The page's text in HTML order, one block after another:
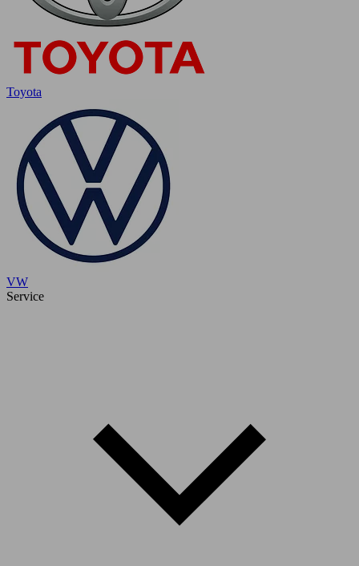
Toyota
VW
Service